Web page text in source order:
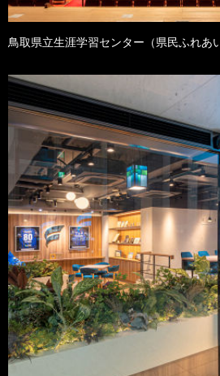
鳥取県立生涯学習センター（県民ふれあ